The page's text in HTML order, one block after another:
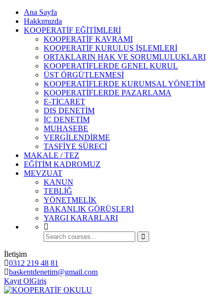
Ana Sayfa
Hakkımızda
KOOPERATİF EĞİTİMLERİ
KOOPERATİF KAVRAMI
KOOPERATİF KURULUŞ İŞLEMLERİ
ORTAKLARIN HAK VE SORUMLULUKLARI
KOOPERATİFLERDE GENEL KURUL
ÜST ÖRGÜTLENMESİ
KOOPERATİFLERDE KURUMSAL YÖNETİM
KOOPERATİFLERDE PAZARLAMA
E-TİCARET
DIŞ DENETİM
İÇ DENETİM
MUHASEBE
VERGİLENDİRME
TASFİYE SÜRECİ
MAKALE / TEZ
EĞİTİM KADROMUZ
MEVZUAT
KANUN
TEBLİĞ
YÖNETMELİK
BAKANLIK GÖRÜŞLERİ
YARGI KARARLARI
İletişim
0312 219 48 81
baskentdenetim@gmail.com
Kayıt OlGiriş